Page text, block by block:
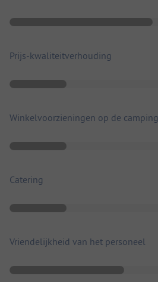
Prijs-kwaliteitverhouding
Winkelvoorzieningen op de camping
Catering
Vriendelijkheid van het personeel